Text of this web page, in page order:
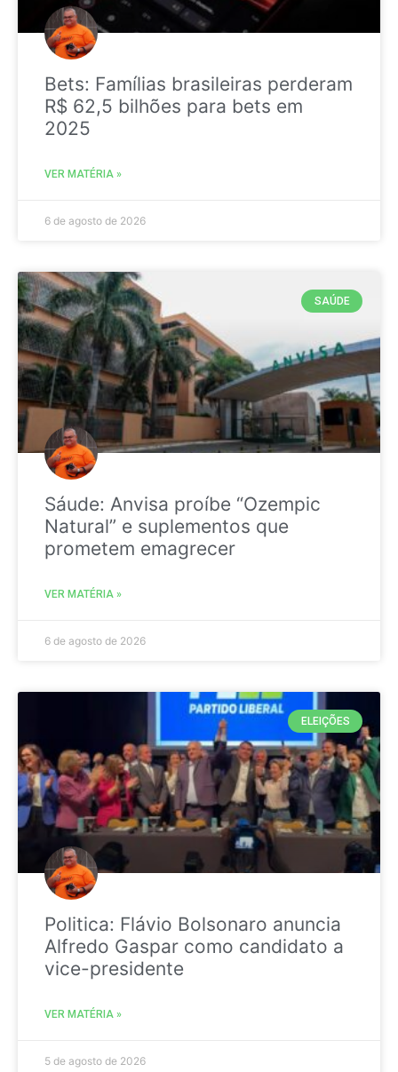
Bets: Famílias brasileiras perderam
R$ 62,5 bilhões para bets em
2025
VER MATÉRIA »
6 de agosto de 2026
SAÚDE
Sáude: Anvisa proíbe “Ozempic
Natural” e suplementos que
prometem emagrecer
VER MATÉRIA »
6 de agosto de 2026
ELEIÇÕES
Politica: Flávio Bolsonaro anuncia
Alfredo Gaspar como candidato a
vice-presidente
VER MATÉRIA »
5 de agosto de 2026